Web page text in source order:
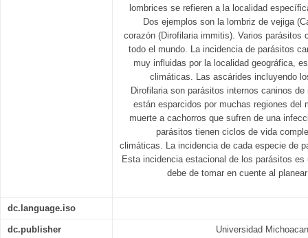
lombrices se refieren a la localidad
Dos ejemplos son la lombriz de vejiga
corazón (Dirofilaria immitis). Varios parásitos
todo el mundo. La incidencia de parásitos
muy influidas por la localidad geográfica,
climáticas. Las ascárides incluyendo
Dirofilaria son parásitos internos caninos
están esparcidos por muchas regiones del
muerte a cachorros que sufren de una
parásitos tienen ciclos de vida
climáticas. La incidencia de cada especie de
Esta incidencia estacional de los parásitos
debe de tomar en cuente al
dc.language.iso
dc.publisher Universidad